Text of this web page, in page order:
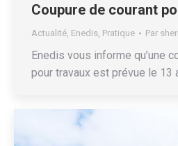
Coupure de courant
Actualité Enedis Pratique Par
Enedis vous informe qu’une
pour travaux est prévue le 13